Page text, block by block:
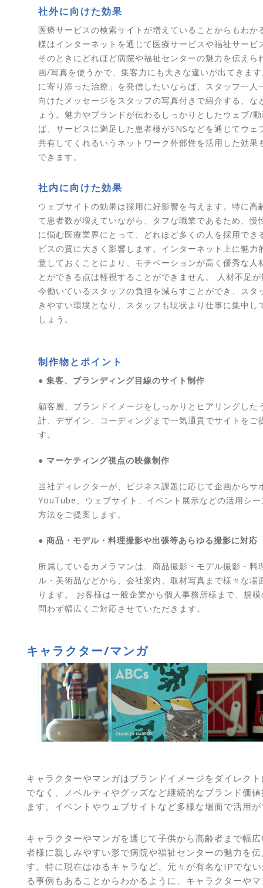
社外に向けた効果
医療サービスの検索サイトが増えていることからもわか
様はインターネットを通じて医療サービスや福祉サービ
そのときにどれほど病院や福祉センターの魅力を伝えら
画/写真を使うかで、集客力にも大きな違いが出てきま
に寄り添った治療」を発信したいならば、スタッフ一人
向けたメッセージをスタッフの写真付きで紹介する、な
ょう。魅力やブランドが伝わるしっかりとしたウェブ/
ば、サービスに満足した患者様がSNSなどを通じてウ
共有してくれるいうネットワーク外部性を活用した効果
できます。
社内に向けた効果
ウェブサイトの効果は採用に好影響を与えます。特に高
て患者数が増えていながら、タフな職業であるため、慢
に悩む医療業界にとって、どれほど多くの人を採用でき
ビスの質に大きく影響します。インターネット上に魅力
意しておくことにより、モチベーションが高く優秀な人
とができる点は軽視することができません。 人材不足
今働いているスタッフの負担を減らすことができ、スタ
きやすい環境となり、スタッフも現状より仕事に集中し
しょう。
制作物とポイント
● 集客、ブランディング目線のサイト制作
顧客層、ブランドイメージをしっかりとヒアリングした
計、デザイン、コーディングまで一気通貫でサイトをご
す。
● マーケティング視点の映像制作
当社ディレクターが、ビジネス課題に応じて企画からサ
YouTube、ウェブサイト、イベント展示などの活用シ
方法をご提案します。
● 商品・モデル・料理撮影や出張等あらゆる撮影に対応
所属しているカメラマンは、商品撮影・モデル撮影・料
ル・美術品などから、会社案内、取材写真まで様々な場
ります。 お客様は一般企業から個人事務所様まで、規
問わず幅広くご対応させていただきます。
キャラクター/マンガ
キャラクターやマンガはブランドイメージをダイレク
でなく、ノベルティやグッズなど継続的なブランド価
ます。イベントやウェブサイトなど多様な場面で活用
キャラクターやマンガを通じて子供から高齢者まで幅
者様に親しみやすい形で病院や福祉センターの魅力を
す。特に現在はゆるキャラなど、元々が有名なIPでな
る事例もあることからわかるように、キャラクターや